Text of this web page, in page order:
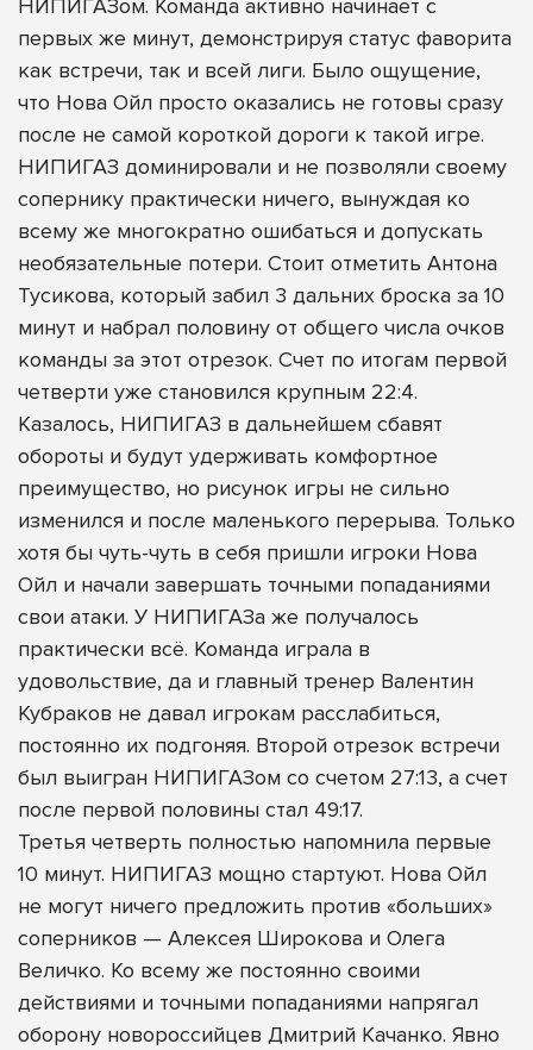
НИПИГАЗом. Команда активно начинает с
первых же минут, демонстрируя статус фаворита
как встречи, так и всей лиги. Было ощущение,
что Нова Ойл просто оказались не готовы сразу
после не самой короткой дороги к такой игре.
НИПИГАЗ доминировали и не позволяли своему
сопернику практически ничего, вынуждая ко
всему же многократно ошибаться и допускать
необязательные потери. Стоит отметить Антона
Тусикова, который забил 3 дальних броска за 10
минут и набрал половину от общего числа очков
команды за этот отрезок. Счет по итогам первой
четверти уже становился крупным 22:4.
Казалось, НИПИГАЗ в дальнейшем сбавят
обороты и будут удерживать комфортное
преимущество, но рисунок игры не сильно
изменился и после маленького перерыва. Только
хотя бы чуть-чуть в себя пришли игроки Нова
Ойл и начали завершать точными попаданиями
свои атаки. У НИПИГАЗа же получалось
практически всё. Команда играла в
удовольствие, да и главный тренер Валентин
Кубраков не давал игрокам расслабиться,
постоянно их подгоняя. Второй отрезок встречи
был выигран НИПИГАЗом со счетом 27:13, а счет
после первой половины стал 49:17.
Третья четверть полностью напомнила первые
10 минут. НИПИГАЗ мощно стартуют. Нова Ойл
не могут ничего предложить против «больших»
соперников — Алексея Широкова и Олега
Величко. Ко всему же постоянно своими
действиями и точными попаданиями напрягал
оборону новороссийцев Дмитрий Качанко. Явно